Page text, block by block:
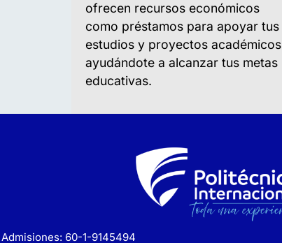
ofrecen recursos económicos
como préstamos para apoyar tus
estudios y proyectos
ayudándote a alcanzar tus metas
educativas.
Admisiones: 60-1-9145494